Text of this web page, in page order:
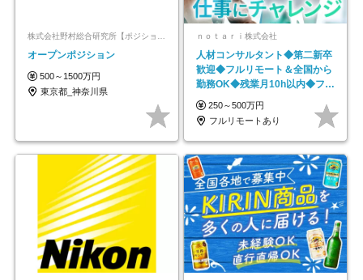
オープンポジション
500～1500万円
東京都_神奈川県
ｎｏｔａｒｉ株式会社
人材コンサルタント◆第二新卒
歓迎◆フルリモート＆全国から
勤務OK◆残業月10h以内◆フレ
ックス制
250～500万円
フルリモートあり